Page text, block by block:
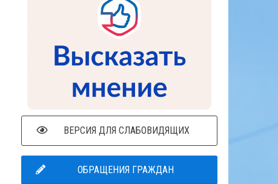
ВЕРСИЯ ДЛЯ СЛАБОВИДЯЩИХ
ОБРАЩЕНИЯ ГРАЖДАН